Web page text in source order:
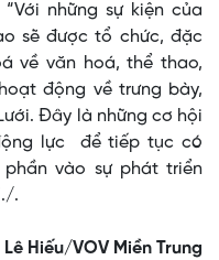
những sự kiện của
sẽ được tổ chức, đặc
về văn hoá, thể thao,
động về trưng bày,
Đây là những cơ hội
lực để tiếp tục có
vào sự phát triển
.
Lê Hiếu/VOV Miền Trung